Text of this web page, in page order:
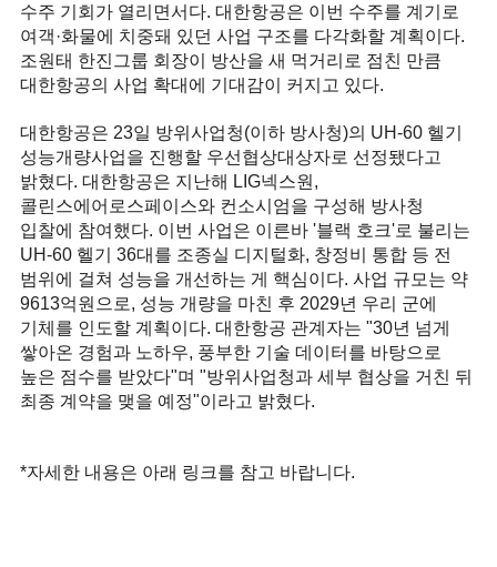
수주 기회가 열리면서다. 대한항공은 이번 수주를 계기로
여객·화물에 치중돼 있던 사업 구조를 다각화할 계획이다.
조원태 한진그룹 회장이 방산을 새 먹거리로 점친 만큼
대한항공의 사업 확대에 기대감이 커지고 있다.
대한항공은 23일 방위사업청(이하 방사청)의 UH-60 헬기
성능개량사업을 진행할 우선협상대상자로 선정됐다고
밝혔다. 대한항공은 지난해 LIG넥스원,
콜린스에어로스페이스와 컨소시엄을 구성해 방사청
입찰에 참여했다. 이번 사업은 이른바 '블랙 호크'로 불리는
UH-60 헬기 36대를 조종실 디지털화, 창정비 통합 등 전
범위에 걸쳐 성능을 개선하는 게 핵심이다. 사업 규모는 약
9613억원으로, 성능 개량을 마친 후 2029년 우리 군에
기체를 인도할 계획이다. 대한항공 관계자는 "30년 넘게
쌓아온 경험과 노하우, 풍부한 기술 데이터를 바탕으로
높은 점수를 받았다"며 "방위사업청과 세부 협상을 거친 뒤
최종 계약을 맺을 예정"이라고 밝혔다.
*자세한 내용은 아래 링크를 참고 바랍니다.